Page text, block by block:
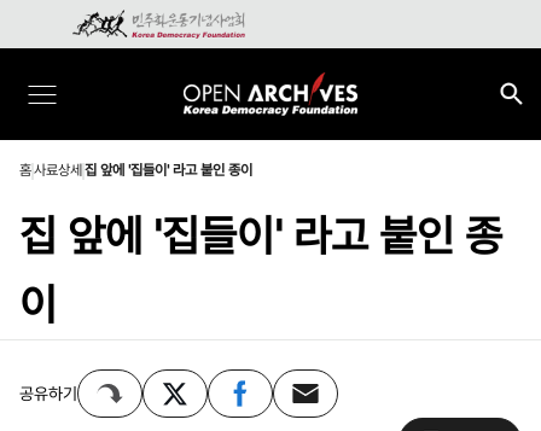
홈사료상세 집 앞에 '집들이' 라고 붙인 종이
집 앞에 '집들이' 라고 붙인 종
이
공유하기